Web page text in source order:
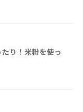
り！米粉を使っ